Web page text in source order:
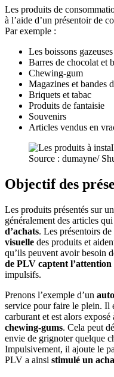
Les produits de
à l’aide d’un présentoir de
Par exemple :
Les boissons gazeuses
Barres de chocolat et
Chewing-gum
Magazines et bandes
Briquets et tabac
Produits de fantaisie
Souvenirs
Articles vendus en
Source : dumayne/
Objectif des
Les produits présentés sur un
généralement des articles qui
d’achats. Les présentoirs
visuelle des produits et
qu’ils peuvent avoir besoin
de PLV captent l’attention
impulsifs.
Prenons l’exemple d’un
service pour faire le plein. Il
carburant et est alors
chewing-gums. Cela peut
envie de grignoter quelque
Impulsivement, il ajoute le
PLV a ainsi stimulé un